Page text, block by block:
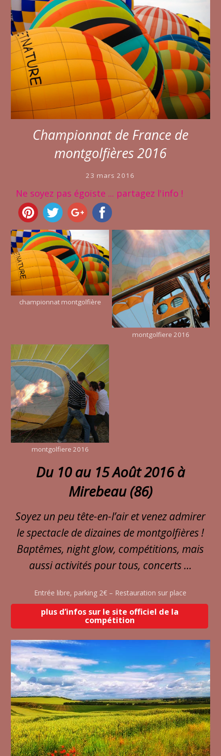
Championnat de France de
montgolfières 2016
23 mars 2016
Ne soyez pas égoïste ... partagez l'info !
championnat montgolfière
montgolfiere 2016
montgolfiere 2016
Du 10 au 15 Août 2016 à
Mirebeau (86)
Soyez un peu tête-en-l’air et venez admirer
le spectacle de dizaines de montgolfières !
Baptêmes, night glow, compétitions, mais
aussi activités pour tous, concerts …
Entrée libre, parking 2€ – Restauration sur place
plus d’infos sur le site officiel de la
compétition